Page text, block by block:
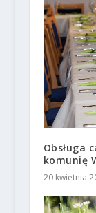
Obsługa
komunię
20 kwietnia